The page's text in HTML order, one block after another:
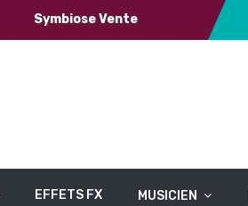
Symbiose Vente
EFFETS FX MUSICIEN